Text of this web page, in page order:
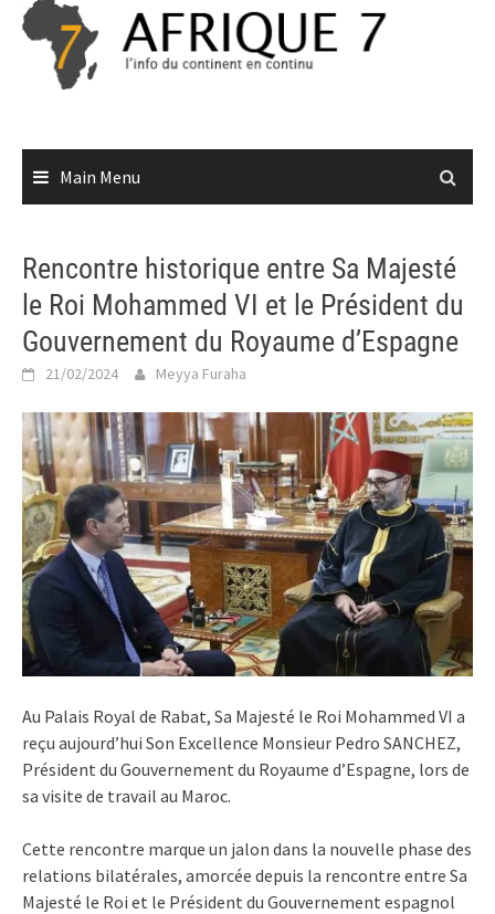
Skip
content
Main Menu
Rencontre historique entre Sa Majesté
le Roi Mohammed VI et le Président du
Gouvernement du Royaume d’Espagne
21/02/2024 Meyya Furaha
Au Palais Royal de Rabat, Sa Majesté le Roi Mohammed VI a
reçu aujourd’hui Son Excellence Monsieur Pedro SANCHEZ,
Président du Gouvernement du Royaume d’Espagne, lors de
sa visite de travail au Maroc.
Cette rencontre marque un jalon dans la nouvelle phase des
relations bilatérales, amorcée depuis la rencontre entre Sa
Majesté le Roi et le Président du Gouvernement espagnol